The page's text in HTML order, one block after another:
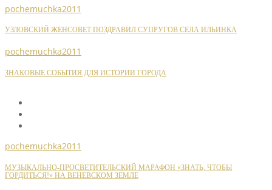
pochemuchka2011
УЗЛОВСКИЙ ЖЕНСОВЕТ ПОЗДРАВИЛ СУПРУГОВ СЕЛА ИЛЬИНКА
pochemuchka2011
ЗНАКОВЫЕ СОБЫТИЯ ДЛЯ ИСТОРИИ ГОРОДА
pochemuchka2011
МУЗЫКАЛЬНО-ПРОСВЕТИТЕЛЬСКИЙ МАРАФОН «ЗНАТЬ, ЧТОБЫ
ГОРДИТЬСЯ!» НА ВЕНЕВСКОМ ЗЕМЛЕ